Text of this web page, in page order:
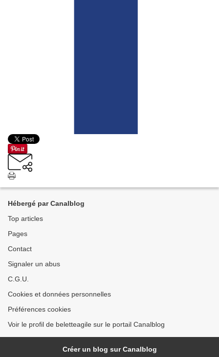
Hébergé par Canalblog
Top articles
Pages
Contact
Signaler un abus
C.G.U.
Cookies et données personnelles
Préférences cookies
Voir le profil de beletteagile sur le portail Canalblog
Créer un blog sur Canalblog